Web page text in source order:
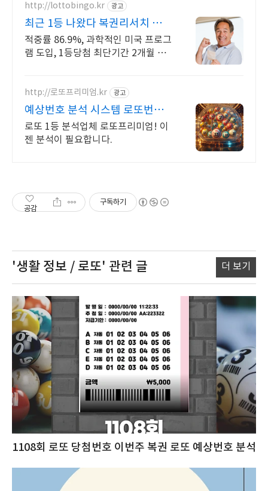
http://lottobingo.kr 광고
최근 1등 나왔다 복권리서치 매
주 2등 이상 당첨자 속출
적중률 86.9%, 과학적인 미국 프로그
램 도입, 1등당첨 최단기간 2개월 신
http://로또프리미엄.kr 광고
예상번호 분석 시스템 로또번호
분석업체
로또 1등 분석업체 로또프리미엄! 이
젠 분석이 필요합니다.
공감
구독하기
'생활 정보 / 로또' 관련 글 더 보기
1108회 로또 당첨번호 이번주 복권 로또 예상번호 분석